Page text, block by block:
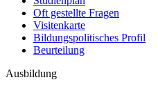
Oft gestellte Fragen
Visitenkarte
Bildungspolitisches Profil
Beurteilung
Ausbildung